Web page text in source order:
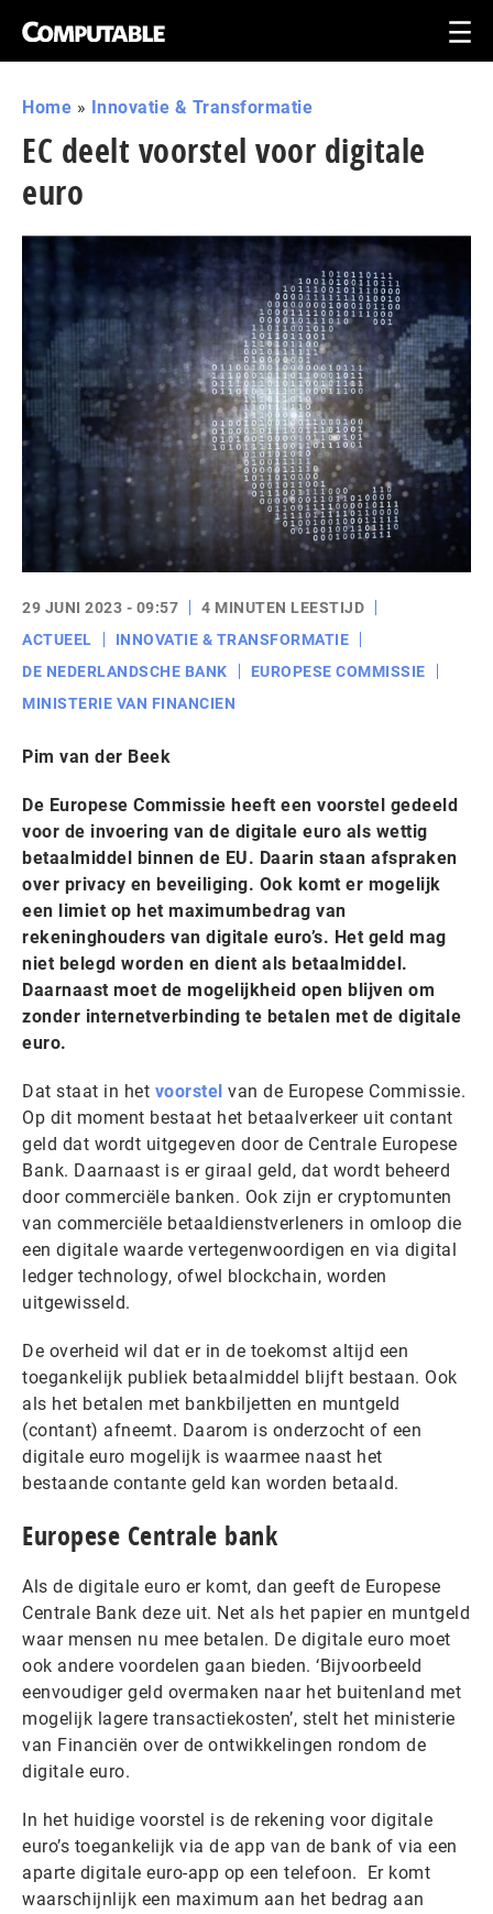
Home » Innovatie & Transformatie
EC deelt voorstel voor digitale
euro
29 JUNI 2023 - 09:57
4 MINUTEN LEESTIJD
ACTUEEL
INNOVATIE & TRANSFORMATIE
DE NEDERLANDSCHE BANK
EUROPESE COMMISSIE
MINISTERIE VAN FINANCIEN
Pim van der Beek
De Europese Commissie heeft een voorstel gedeeld
voor de invoering van de digitale euro als wettig
betaalmiddel binnen de EU. Daarin staan afspraken
over privacy en beveiliging. Ook komt er mogelijk
een limiet op het maximumbedrag van
rekeninghouders van digitale euro’s. Het geld mag
niet belegd worden en dient als betaalmiddel.
Daarnaast moet de mogelijkheid open blijven om
zonder internetverbinding te betalen met de digitale
euro.
Dat staat in het voorstel van de Europese Commissie.
Op dit moment bestaat het betaalverkeer uit contant
geld dat wordt uitgegeven door de Centrale Europese
Bank. Daarnaast is er giraal geld, dat wordt beheerd
door commerciële banken. Ook zijn er cryptomunten
van commerciële betaaldienstverleners in omloop die
een digitale waarde vertegenwoordigen en via digital
ledger technology, ofwel blockchain, worden
uitgewisseld.
De overheid wil dat er in de toekomst altijd een
toegankelijk publiek betaalmiddel blijft bestaan. Ook
als het betalen met bankbiljetten en muntgeld
(contant) afneemt. Daarom is onderzocht of een
digitale euro mogelijk is waarmee naast het
bestaande contante geld kan worden betaald.
Europese Centrale bank
Als de digitale euro er komt, dan geeft de Europese
Centrale Bank deze uit. Net als het papier en muntgeld
waar mensen nu mee betalen. De digitale euro moet
ook andere voordelen gaan bieden. ‘Bijvoorbeeld
eenvoudiger geld overmaken naar het buitenland met
mogelijk lagere transactiekosten’, stelt het ministerie
van Financiën over de ontwikkelingen rondom de
digitale euro.
In het huidige voorstel is de rekening voor digitale
euro’s toegankelijk via de app van de bank of via een
aparte digitale euro-app op een telefoon. Er komt
waarschijnlijk een maximum aan het bedrag aan